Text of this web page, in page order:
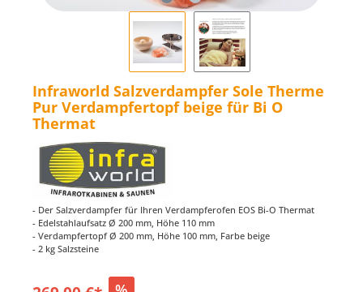
Infraworld Salzverdampfer Sole Therme
Pur Verdampfertopf beige für Bi O
Thermat
- Der Salzverdampfer für Ihren Verdampferofen EOS Bi-O Thermat
- Edelstahlaufsatz Ø 200 mm, Höhe 110 mm
- Verdampfertopf Ø 200 mm, Höhe 100 mm, Farbe beige
- 2 kg Salzsteine